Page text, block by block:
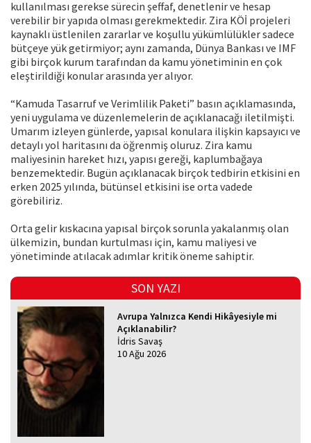
kullanılması gerekse sürecin şeffaf, denetlenir ve hesap
verebilir bir yapıda olması gerekmektedir. Zira KÖİ projeleri
kaynaklı üstlenilen zararlar ve koşullu yükümlülükler sadece
bütçeye yük getirmiyor; aynı zamanda, Dünya Bankası ve IMF
gibi birçok kurum tarafından da kamu yönetiminin en çok
eleştirildiği konular arasında yer alıyor.
“Kamuda Tasarruf ve Verimlilik Paketi” basın açıklamasında,
yeni uygulama ve düzenlemelerin de açıklanacağı iletilmişti.
Umarım izleyen günlerde, yapısal konulara ilişkin kapsayıcı ve
detaylı yol haritasını da öğrenmiş oluruz. Zira kamu
maliyesinin hareket hızı, yapısı gereği, kaplumbağaya
benzemektedir. Bugün açıklanacak birçok tedbirin etkisini en
erken 2025 yılında, bütünsel etkisini ise orta vadede
görebiliriz.
Orta gelir kıskacına yapısal birçok sorunla yakalanmış olan
ülkemizin, bundan kurtulması için, kamu maliyesi ve
yönetiminde atılacak adımlar kritik öneme sahiptir.
SON YAZI
Avrupa Yalnızca Kendi Hikâyesiyle mi
Açıklanabilir?
İdris Savaş
10 Ağu 2026